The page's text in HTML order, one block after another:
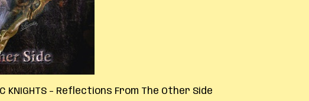
KNIGHTS – Reflections From The Other Side